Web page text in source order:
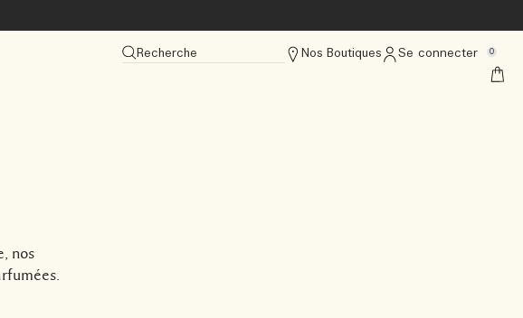
Recherche Nos Boutiques Se connecter 0
nos